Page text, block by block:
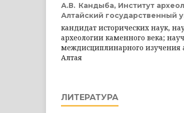
А.В. Кандыба, Институт
Алтайский государственный
кандидат исторических наук,
археологии каменного века;
междисциплинарного изучения
Алтая
ЛИТЕРАТУРА